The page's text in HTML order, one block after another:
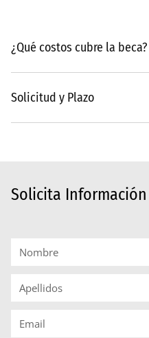
¿Qué costos cubre la beca?
Estas becas cubren el
Solicitud y Plazo
Solicita Información